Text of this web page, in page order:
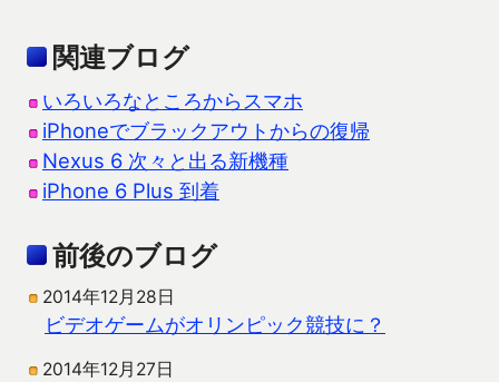
関連ブログ
いろいろなところからスマホ
iPhoneでブラックアウトからの復帰
Nexus 6 次々と出る新機種
iPhone 6 Plus 到着
前後のブログ
2014年12月28日
ビデオゲームがオリンピック競技に？
2014年12月27日